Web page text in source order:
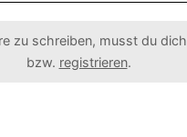
zu schreiben, musst du dich
bzw. registrieren.